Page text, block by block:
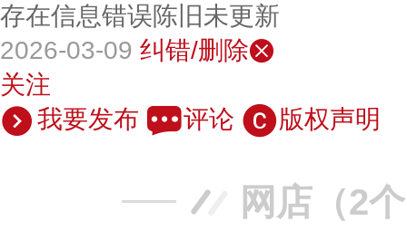
存在信息错误陈旧未更新
2026-03-09 纠错/删除
关注
我要发布
评论 版权声明
网店（2